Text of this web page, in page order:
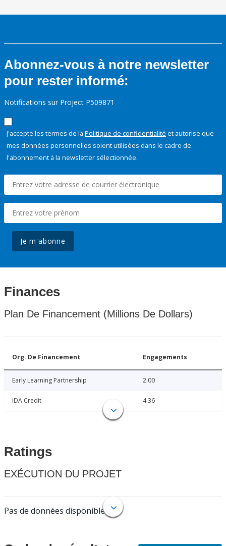
Abonnez-vous à notre newsletter
pour rester informé:
Notifications sur Project P509871
J'accepte les termes de la Politique de confidentialité et autorise que
mes données personnelles soient utilisées dans le cadre de
l'abonnement à la newsletter sélectionnée.
Je m'abonne
Finances
Plan De Financement (Millions De Dollars)
Org. De Financement Engagements
Early Learning Partnership 2.00
IDA Credit 4.36
Ratings
EXÉCUTION DU PROJET
Pas de données disponibles.